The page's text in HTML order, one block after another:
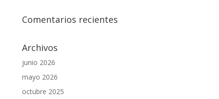
Comentarios recientes
Archivos
junio 2026
mayo 2026
octubre 2025